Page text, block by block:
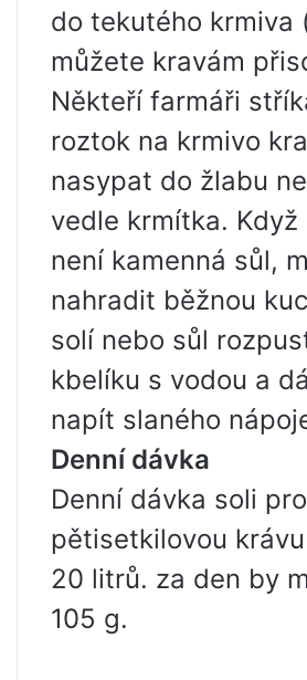
do tekutého krmiva
můžete kravám
Někteří farmáři
roztok na krmivo
nasypat do žlabu
vedle krmítka. Když
není kamenná sůl,
nahradit běžnou
solí nebo sůl
kbelíku s vodou a
napít slaného
Denní dávka
Denní dávka soli pro
pětisetkilovou
20 litrů. za den by
105 g.